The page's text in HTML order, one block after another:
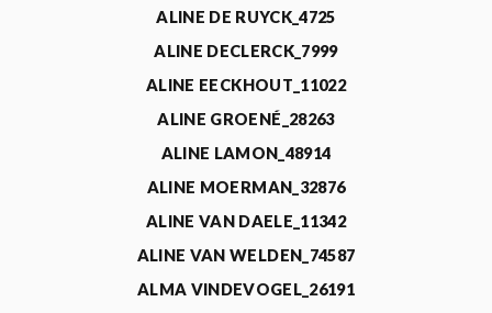
ALINE DE RUYCK_4725
ALINE DECLERCK_7999
ALINE EECKHOUT_11022
ALINE GROENÉ_28263
ALINE LAMON_48914
ALINE MOERMAN_32876
ALINE VAN DAELE_11342
ALINE VAN WELDEN_74587
ALMA VINDEVOGEL_26191